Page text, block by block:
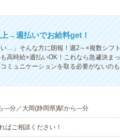
→週払いでお給料get！
…」そんな方に朗報！週2～×複数シフト
高時給×週払いOK！これなら急遽決まっ
ミュニケーションを取る必要がないのも
---分／大岡(静岡県)駅から---分
ばご相談ください！